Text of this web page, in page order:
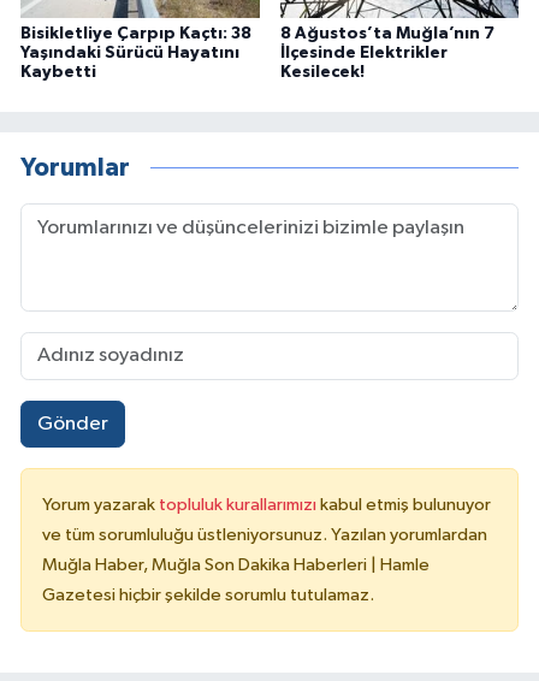
Bisikletliye Çarpıp Kaçtı: 38
Yaşındaki Sürücü Hayatını
Kaybetti
8 Ağustos’ta Muğla’nın 7
İlçesinde Elektrikler
Kesilecek!
Yorumlar
Gönder
Yorum yazarak topluluk kurallarımızı kabul etmiş bulunuyor
ve tüm sorumluluğu üstleniyorsunuz. Yazılan yorumlardan
Muğla Haber, Muğla Son Dakika Haberleri | Hamle
Gazetesi hiçbir şekilde sorumlu tutulamaz.